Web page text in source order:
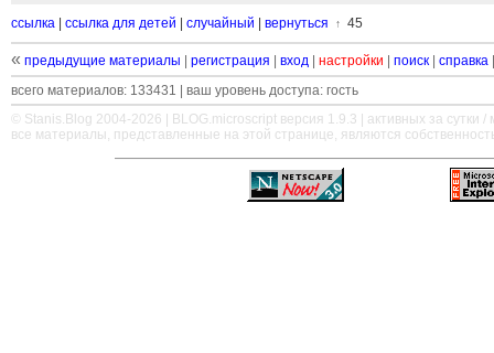
ссылка ссылка для детей случайный вернуться ↑ 45
« предыдущие материалы регистрация вход настройки поиск справка
всего материалов: 133431 | ваш уровень доступа: гость
© Stanis.Blog 2004-2026 |
BLOG.microscript версия 1.9.3 | активных за сутки /
все материалы, представленные на этой странице, являются
—————————————————————